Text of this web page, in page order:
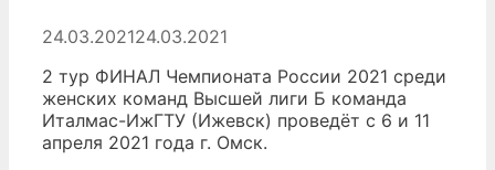
24.03.202124.03.2021
2 тур ФИНАЛ Чемпионата России 2021 среди
женских команд Высшей лиги Б команда
Италмас-ИжГТУ (Ижевск) проведёт с 6 и 11
апреля 2021 года г. Омск.